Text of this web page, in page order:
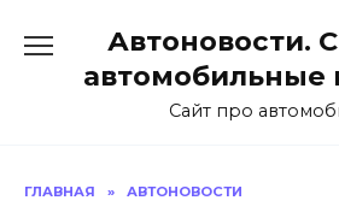
содержанию
Автоновости.
автомобильные
Сайт про
ГЛАВНАЯ » АВТОНОВОСТИ